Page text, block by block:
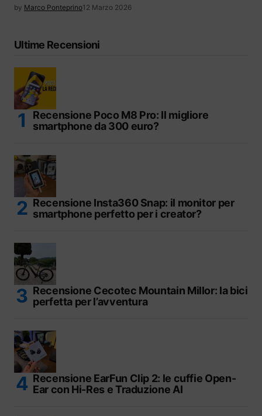
by Marco Ponteprino12 Marzo 2026
Ultime Recensioni
Recensione Poco M8 Pro: Il migliore
smartphone da 300 euro?
Recensione Insta360 Snap: il monitor per
smartphone perfetto per i creator?
Recensione Cecotec Mountain Millor: la bici
perfetta per l’avventura
Recensione EarFun Clip 2: le cuffie Open-
Ear con Hi-Res e Traduzione AI